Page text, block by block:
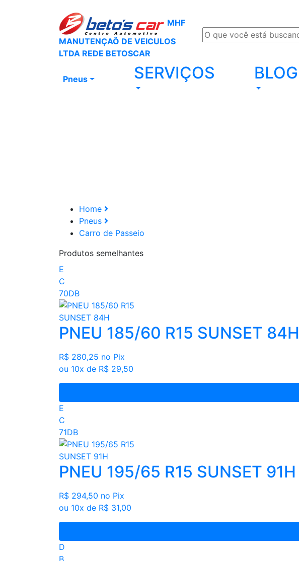
MHF
MANUTENÇAÕ DE VEICULOS
LTDA REDE BETOSCAR
Pneus SERVIÇOS BLOG
Home
Pneus
Carro de Passeio
Produtos semelhantes
E
C
70DB
PNEU 185/60 R15 SUNSET 84H
R$ 280,25 no Pix
ou 10x de R$ 29,50
E
C
71DB
PNEU 195/65 R15 SUNSET 91H
R$ 294,50 no Pix
ou 10x de R$ 31,00
D
B